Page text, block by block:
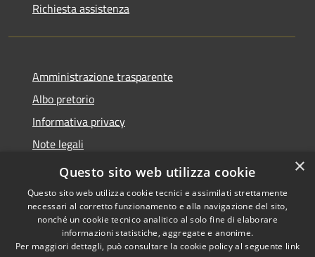
Richiesta assistenza
Amministrazione trasparente
Albo pretorio
Informativa privacy
Note legali
Dichiarazione di accessibilità
Copyright © 2026 • Comune di
Soncino • Powered by
×
Questo sito web utilizza cookie
Questo sito web utilizza cookie tecnici e assimilati strettamente
necessari al corretto funzionamento e alla navigazione del sito,
nonché un cookie tecnico analitico al solo fine di elaborare
informazioni statistiche, aggregate e anonime.
Per maggiori dettagli, può consultare la cookie policy al seguente link